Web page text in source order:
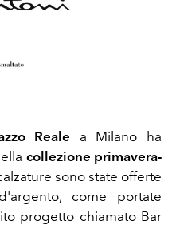
Reale a Milano ha
collezione primavera-
sono state offerte
come portate
progetto chiamato Bar